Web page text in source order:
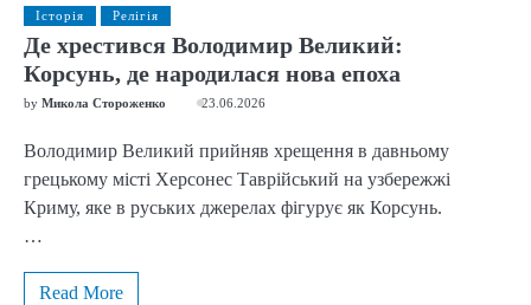
Історія Релігія
Де хрестився Володимир Великий:
Корсунь, де народилася нова епоха
by Микола Стороженко 23.06.2026
Володимир Великий прийняв хрещення в давньому
грецькому місті Херсонес Таврійський на узбережжі
Криму, яке в руських джерелах фігурує як Корсунь.
…
Read More